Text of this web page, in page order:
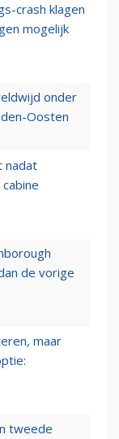
crash klagen
mogelijk
onder
Oosten
nadat
de vorige
maar
tweede